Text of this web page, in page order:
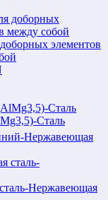
элементов
Сталь
Нержавеющая
Нержавеющая